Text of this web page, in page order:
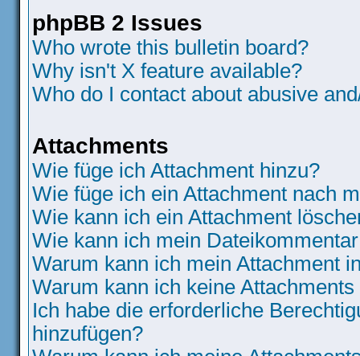
phpBB 2 Issues
Who wrote this bulletin board?
Why isn't X feature available?
Who do I contact about abusive
Attachments
Wie füge ich Attachment hinzu?
Wie füge ich ein Attachment nach
Wie kann ich ein Attachment
Wie kann ich mein
Warum kann ich mein Attachment
Warum kann ich keine
Ich habe die erforderliche
hinzufügen?